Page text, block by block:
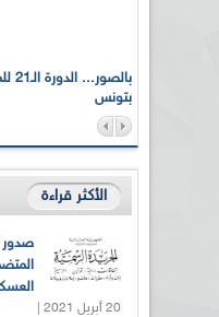
بتونس
الأكثر قراءة
صدور
20 أبريل 2021 |